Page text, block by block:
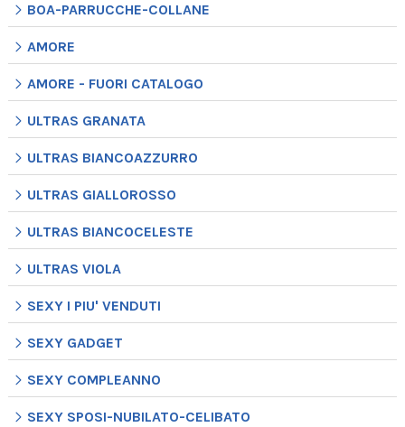
BOA-PARRUCCHE-COLLANE
AMORE
AMORE - FUORI CATALOGO
ULTRAS GRANATA
ULTRAS BIANCOAZZURRO
ULTRAS GIALLOROSSO
ULTRAS BIANCOCELESTE
ULTRAS VIOLA
SEXY I PIU' VENDUTI
SEXY GADGET
SEXY COMPLEANNO
SEXY SPOSI-NUBILATO-CELIBATO